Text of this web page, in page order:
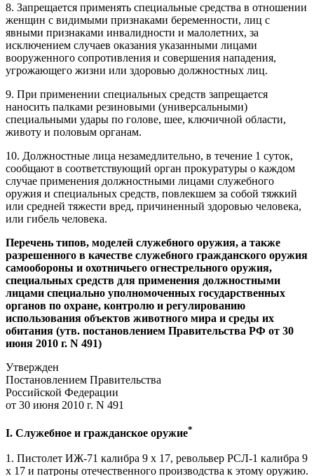
8. Запрещается применять специальные средства в отношении
женщин с видимыми признаками беременности, лиц с
явными признаками инвалидности и малолетних, за
исключением случаев оказания указанными лицами
вооруженного сопротивления и совершения нападения,
угрожающего жизни или здоровью должностных лиц.
9. При применении специальных средств запрещается
наносить палками резиновыми (универсальными)
специальными удары по голове, шее, ключичной области,
животу и половым органам.
10. Должностные лица незамедлительно, в течение 1 суток,
сообщают в соответствующий орган прокуратуры о каждом
случае применения должностными лицами служебного
оружия и специальных средств, повлекшем за собой тяжкий
или средней тяжести вред, причиненный здоровью человека,
или гибель человека.
Перечень типов, моделей служебного оружия, а также
разрешенного в качестве служебного гражданского оружия
самообороны и охотничьего огнестрельного оружия,
специальных средств для применения должностными
лицами специально уполномоченных государственных
органов по охране, контролю и регулированию
использования объектов животного мира и среды их
обитания (утв. постановлением Правительства РФ от 30
июня 2010 г. N 491)
Утвержден
Постановлением Правительства
Российской Федерации
от 30 июня 2010 г. N 491
I. Служебное и гражданское оружие*
1. Пистолет ИЖ-71 калибра 9 x 17, револьвер РСЛ-1 калибра 9
x 17 и патроны отечественного производства к этому оружию.